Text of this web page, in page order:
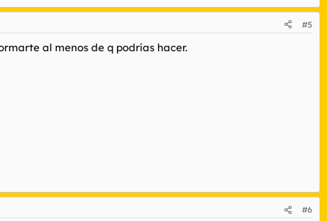
#5
al menos de q podrías hacer.
#6